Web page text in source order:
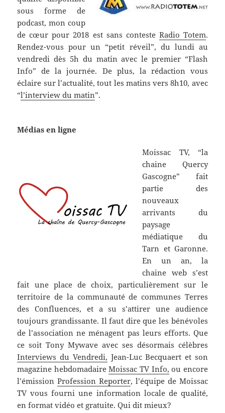
sous forme de
podcast, mon coup
de cœur pour 2018 est sans conteste Radio Totem.
Rendez-vous pour un “petit réveil”, du lundi au
vendredi dès 5h du matin avec le premier “Flash
Info” de la journée. De plus, la rédaction vous
éclaire sur l’actualité, tout les matins vers 8h10, avec
“l’interview du matin”.
Médias en ligne
Moissac TV, “la
chaine Quercy
Gascogne” fait
partie des
nouveaux
arrivants du
paysage
médiatique du
Tarn et Garonne.
En un an, la
chaine web s’est
fait une place de choix, particulièrement sur le
territoire de la communauté de communes Terres
des Confluences, et a su s’attirer une audience
toujours grandissante. Il faut dire que les bénévoles
de l’association ne ménagent pas leurs efforts. Que
ce soit Tony Mywave avec ses désormais célèbres
Interviews du Vendredi, Jean-Luc Becquaert et son
magazine hebdomadaireMoissac TV Info, ou encore
l’émissionProfession Reporter, l’équipe de Moissac
TV vous fourni une information locale de qualité,
en format vidéo et gratuite. Qui dit mieux?